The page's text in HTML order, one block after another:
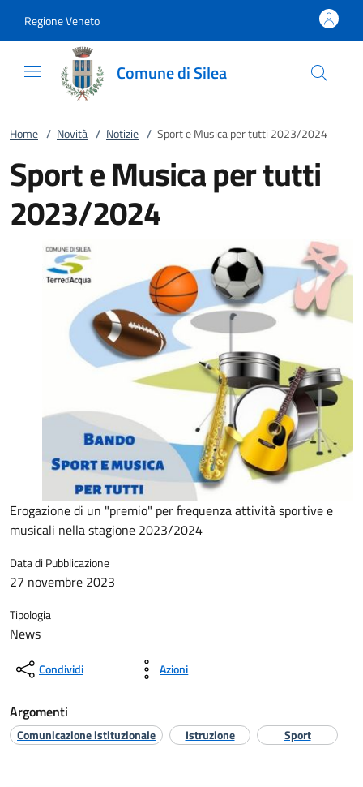
Regione Veneto
Comune di Silea
Home / Novità / Notizie / Sport e Musica per tutti 2023/2024
Sport e Musica per tutti
2023/2024
Erogazione di un "premio" per frequenza attività sportive e
musicali nella stagione 2023/2024
Data di Pubblicazione
27 novembre 2023
Tipologia
News
Condividi Azioni
Argomenti
Comunicazione istituzionale Istruzione Sport